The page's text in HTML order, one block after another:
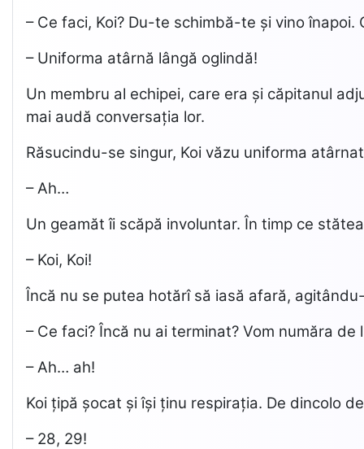
– Ce faci, Koi? Du-te schimbă-te și vino
– Uniforma atârnă lângă oglindă!
Un membru al echipei, care era și căpitanul
mai audă conversația lor.
Răsucindu-se singur, Koi văzu uniforma
– Ah…
Un geamăt îi scăpă involuntar. În timp ce
– Koi, Koi!
Încă nu se putea hotărî să iasă afară,
– Ce faci? Încă nu ai terminat? Vom număra
– Ah… ah!
Koi țipă șocat și își ținu respirația. De dincolo
– 28, 29!